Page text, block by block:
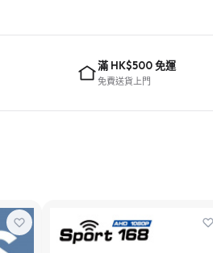
滿 HK$500 免運
免費送貨上門